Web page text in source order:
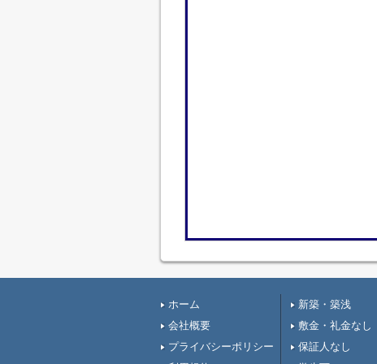
ホーム
会社概要
プライバシーポリシー
新築・築浅
敷金・礼金なし
保証人なし